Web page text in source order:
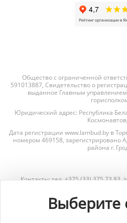
Общество с ограниченной
591013887, Свидетельство о
выданное Главным
Юридический адрес: Республика
Дата регистрации www.lambud.by в
номером 469158, зарегистрировано
района г.
Контакты: тел. +375 (33) 375 73 83,
Контакты Отдела торговли и услуг
рассмотрения обращений
Выберите